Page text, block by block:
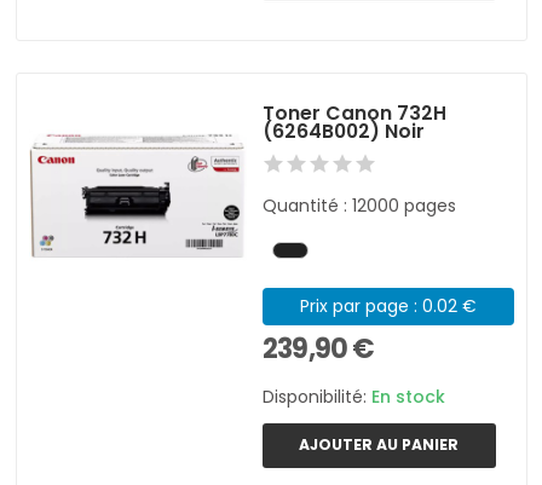
Toner Canon 732H
(6264B002) Noir
Quantité : 12000 pages
Prix par page : 0.02 €
239,90 €
Disponibilité: En stock
AJOUTER AU PANIER